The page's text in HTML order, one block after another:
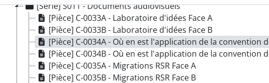
[Série] S011 - Documents audiovisuels
[Pièce] C-0033A - Laboratoire d'idées Face A
[Pièce] C-0033B - Laboratoire d'idées Face B
[Pièce] C-0034A - Où en est l'application de la convention
[Pièce] C-0034B - Où en est l'application de la convention
[Pièce] C-0035A - Migrations RSR Face A
[Pièce] C-0035B - Migrations RSR Face B